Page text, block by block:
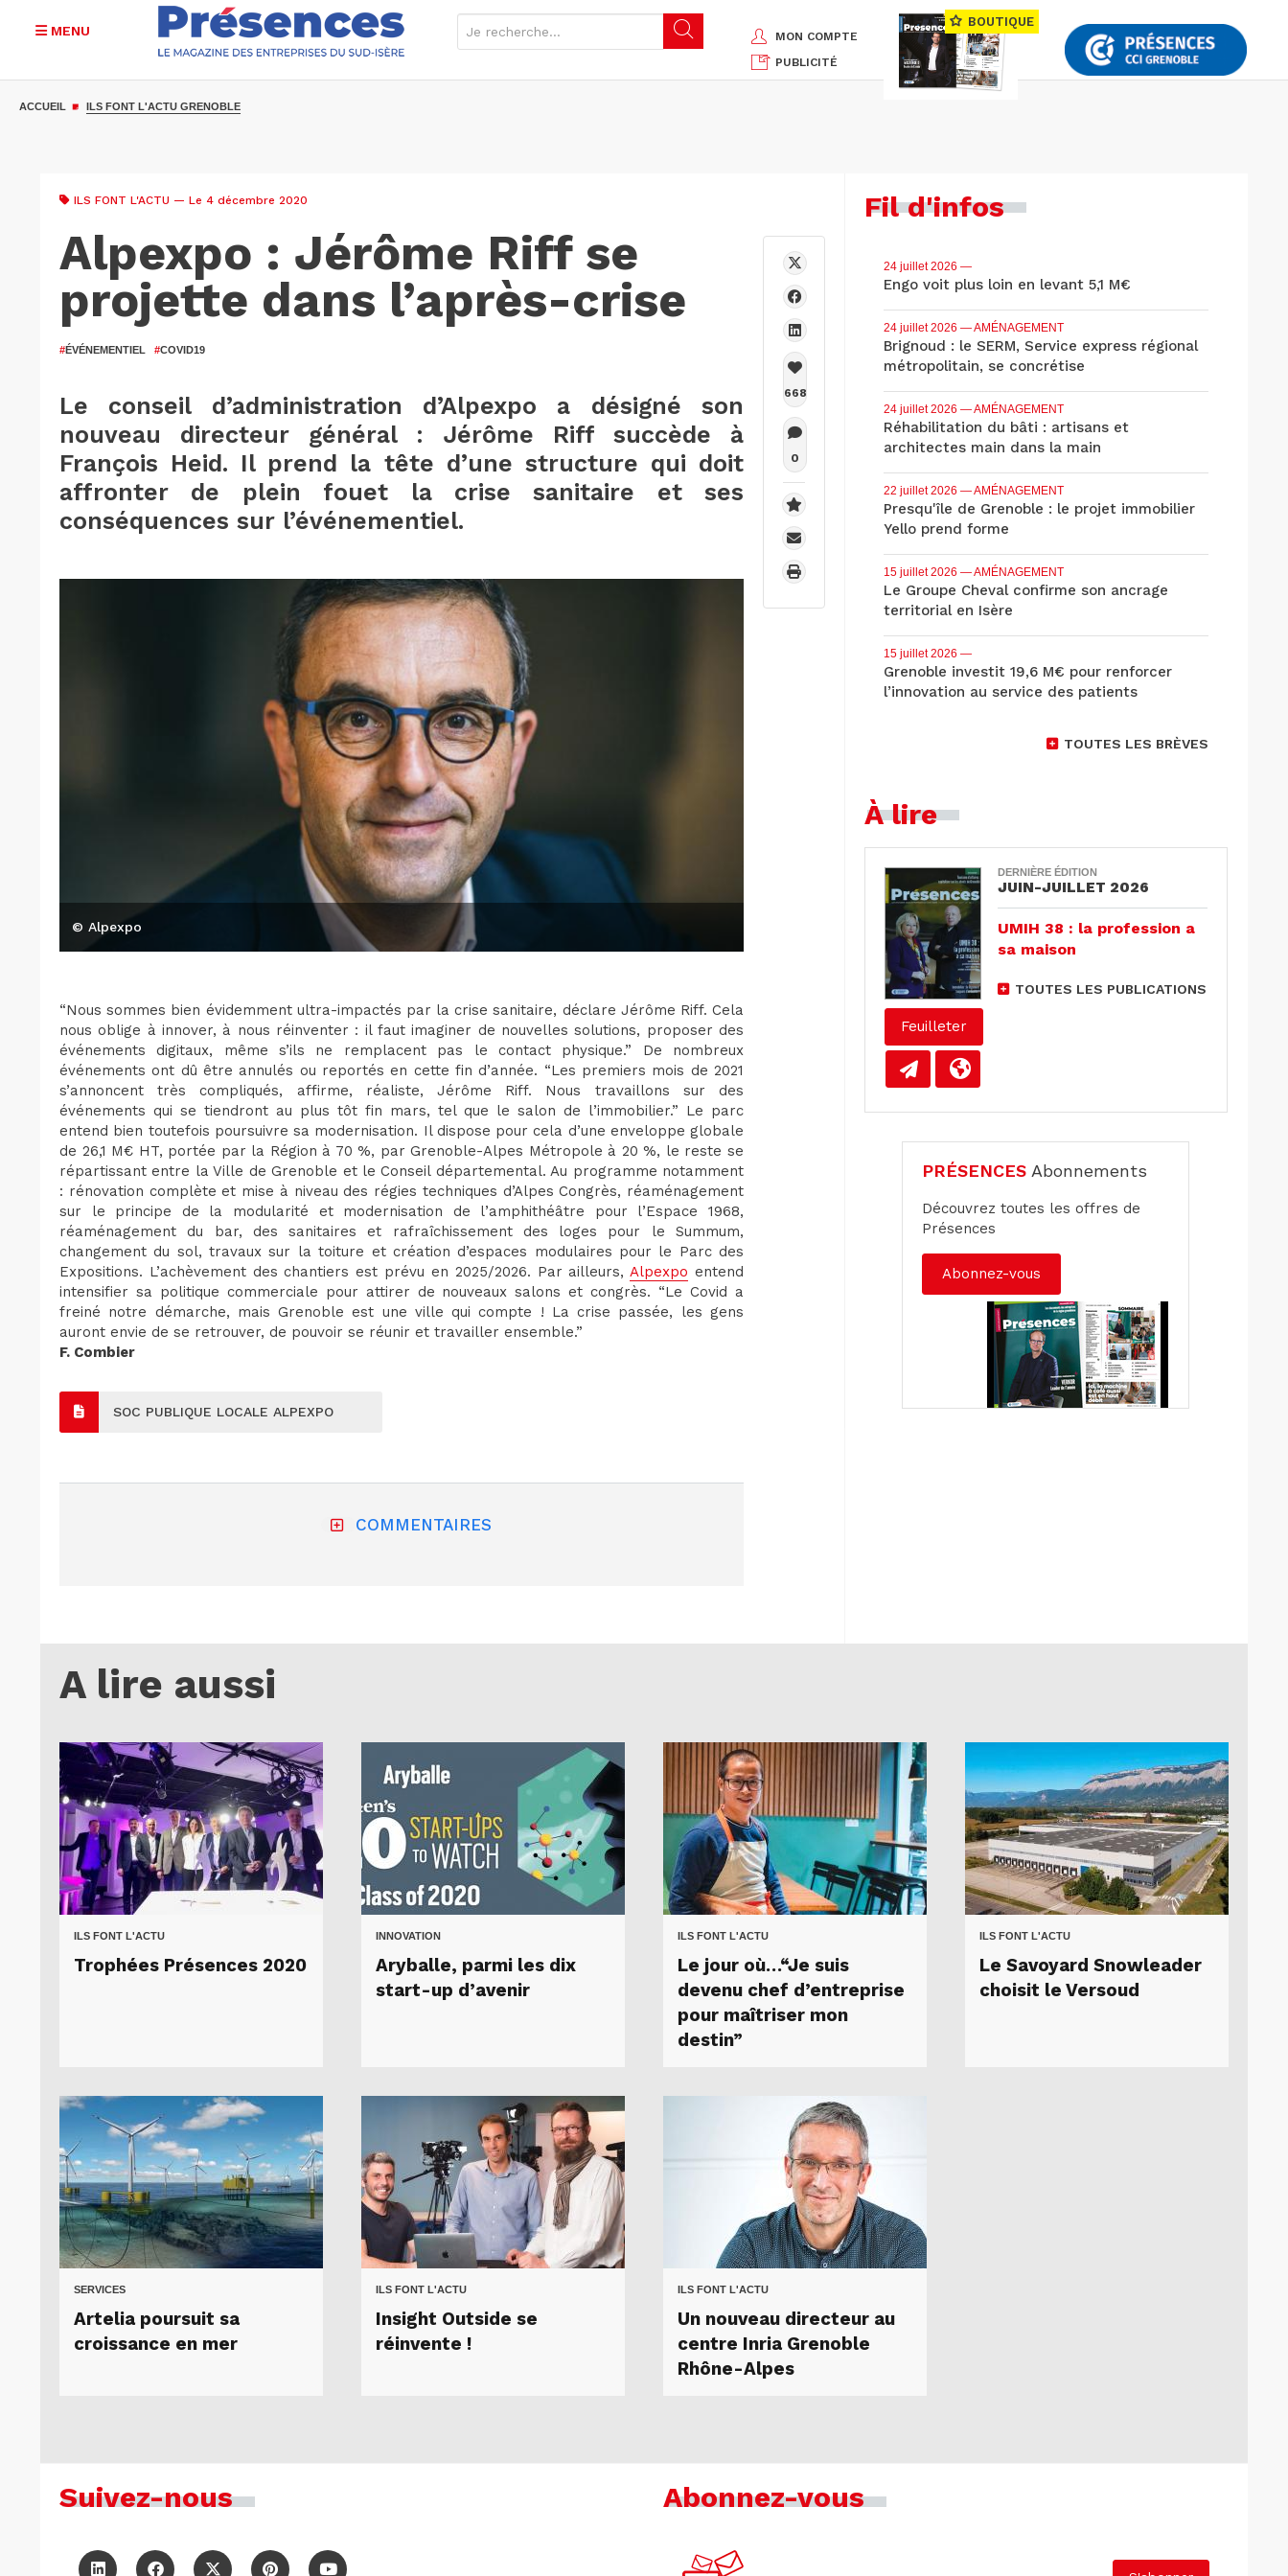
MENU
MON COMPTE
PUBLICITÉ
BOUTIQUE
ACCUEIL ILS FONT L'ACTU GRENOBLE
ILS FONT L'ACTU — Le 4 décembre 2020
Alpexpo : Jérôme Riff se
projette dans l’après-crise
#ÉVÉNEMENTIEL #COVID19
Le conseil d’administration d’Alpexpo a désigné son
nouveau directeur général : Jérôme Riff succède à
François Heid. Il prend la tête d’une structure qui doit
affronter de plein fouet la crise sanitaire et ses
conséquences sur l’événementiel.
© Alpexpo
“Nous sommes bien évidemment ultra-impactés par la crise sanitaire, déclare Jérôme Riff. Cela
nous oblige à innover, à nous réinventer : il faut imaginer de nouvelles solutions, proposer des
événements digitaux, même s’ils ne remplacent pas le contact physique.” De nombreux
événements ont dû être annulés ou reportés en cette fin d’année. “Les premiers mois de 2021
s’annoncent très compliqués, affirme, réaliste, Jérôme Riff. Nous travaillons sur des
événements qui se tiendront au plus tôt fin mars, tel que le salon de l’immobilier.” Le parc
entend bien toutefois poursuivre sa modernisation. Il dispose pour cela d’une enveloppe globale
de 26,1 M€ HT, portée par la Région à 70 %, par Grenoble-Alpes Métropole à 20 %, le reste se
répartissant entre la Ville de Grenoble et le Conseil départemental. Au programme notamment
: rénovation complète et mise à niveau des régies techniques d’Alpes Congrès, réaménagement
sur le principe de la modularité et modernisation de l’amphithéâtre pour l’Espace 1968,
réaménagement du bar, des sanitaires et rafraîchissement des loges pour le Summum,
changement du sol, travaux sur la toiture et création d’espaces modulaires pour le Parc des
Expositions. L’achèvement des chantiers est prévu en 2025/2026. Par ailleurs,Alpexpo entend
intensifier sa politique commerciale pour attirer de nouveaux salons et congrès. “Le Covid a
freiné notre démarche, mais Grenoble est une ville qui compte ! La crise passée, les gens
auront envie de se retrouver, de pouvoir se réunir et travailler ensemble.”
F. Combier
SOC PUBLIQUE LOCALE ALPEXPO
COMMENTAIRES
668
0
Fil d'infos
24 juillet 2026 —
Engo voit plus loin en levant 5,1 M€
24 juillet 2026 — AMÉNAGEMENT
Brignoud : le SERM, Service express régional
métropolitain, se concrétise
24 juillet 2026 — AMÉNAGEMENT
Réhabilitation du bâti : artisans et
architectes main dans la main
22 juillet 2026 — AMÉNAGEMENT
Presqu'île de Grenoble : le projet immobilier
Yello prend forme
15 juillet 2026 — AMÉNAGEMENT
Le Groupe Cheval confirme son ancrage
territorial en Isère
15 juillet 2026 —
Grenoble investit 19,6 M€ pour renforcer
l’innovation au service des patients
TOUTES LES BRÈVES
À lire
Feuilleter
DERNIÈRE ÉDITION
JUIN-JUILLET 2026
UMIH 38 : la profession a
sa maison
TOUTES LES PUBLICATIONS
PRÉSENCES Abonnements
Découvrez toutes les offres de
Présences
Abonnez-vous
A lire aussi
ILS FONT L'ACTU
Trophées Présences 2020
INNOVATION
Aryballe, parmi les dix
start-up d’avenir
ILS FONT L'ACTU
Le jour où…“Je suis
devenu chef d’entreprise
pour maîtriser mon
destin”
ILS FONT L'ACTU
Le Savoyard Snowleader
choisit le Versoud
SERVICES
Artelia poursuit sa
croissance en mer
ILS FONT L'ACTU
Insight Outside se
réinvente !
ILS FONT L'ACTU
Un nouveau directeur au
centre Inria Grenoble
Rhône-Alpes
Suivez-nous Abonnez-vous